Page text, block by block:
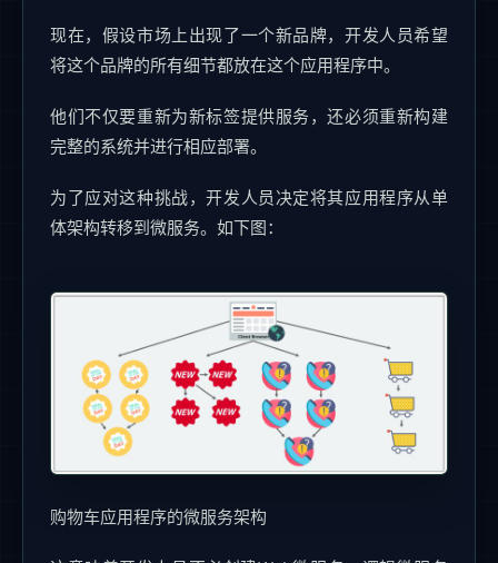
现在，假设市场上出现了一个新品牌，开发人员希望
将这个品牌的所有细节都放在这个应用程序中。
他们不仅要重新为新标签提供服务，还必须重新构建
完整的系统并进行相应部署。
为了应对这种挑战，开发人员决定将其应用程序从单
体架构转移到微服务。如下图：
购物车应用程序的微服务架构